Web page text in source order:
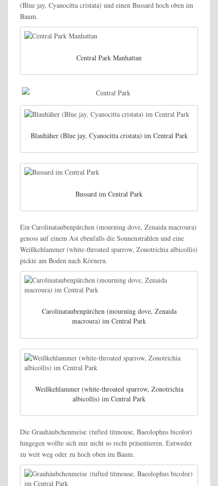
(Blue jay, Cyanocitta cristata) und einen Bussard hoch oben im
Baum.
Central Park Manhattan
Blauhäher (Blue jay, Cyanocitta cristata) im Central Park
Bussard im Central Park
Ein Carolinataubenpärchen (mourning dove, Zenaida macroura)
genoss auf einem Ast ebenfalls die Sonnenstrahlen und eine
Weißkehlammer (white-throated sparrow, Zonotrichia albicollis)
pickte am Boden nach Körnern.
Carolinataubenpärchen (mourning dove, Zenaida
macroura) im Central Park
Weißkehlammer (white-throated sparrow, Zonotrichia
albicollis) im Central Park
Die Grauhäubchenmeise (tufted titmouse, Baeolophus bicolor)
hingegen wollte sich mir nicht so recht präsentieren. Entweder
zu weit weg oder zu hoch oben im Baum.